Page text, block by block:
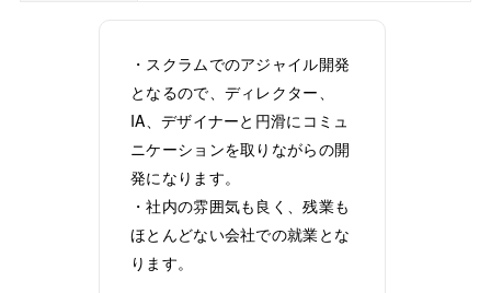
・スクラムでのアジャイル開発
となるので、ディレクター、
IA、デザイナーと円滑にコミュ
ニケーションを取りながらの開
発になります。
・社内の雰囲気も良く、残業も
ほとんどない会社での就業とな
ります。